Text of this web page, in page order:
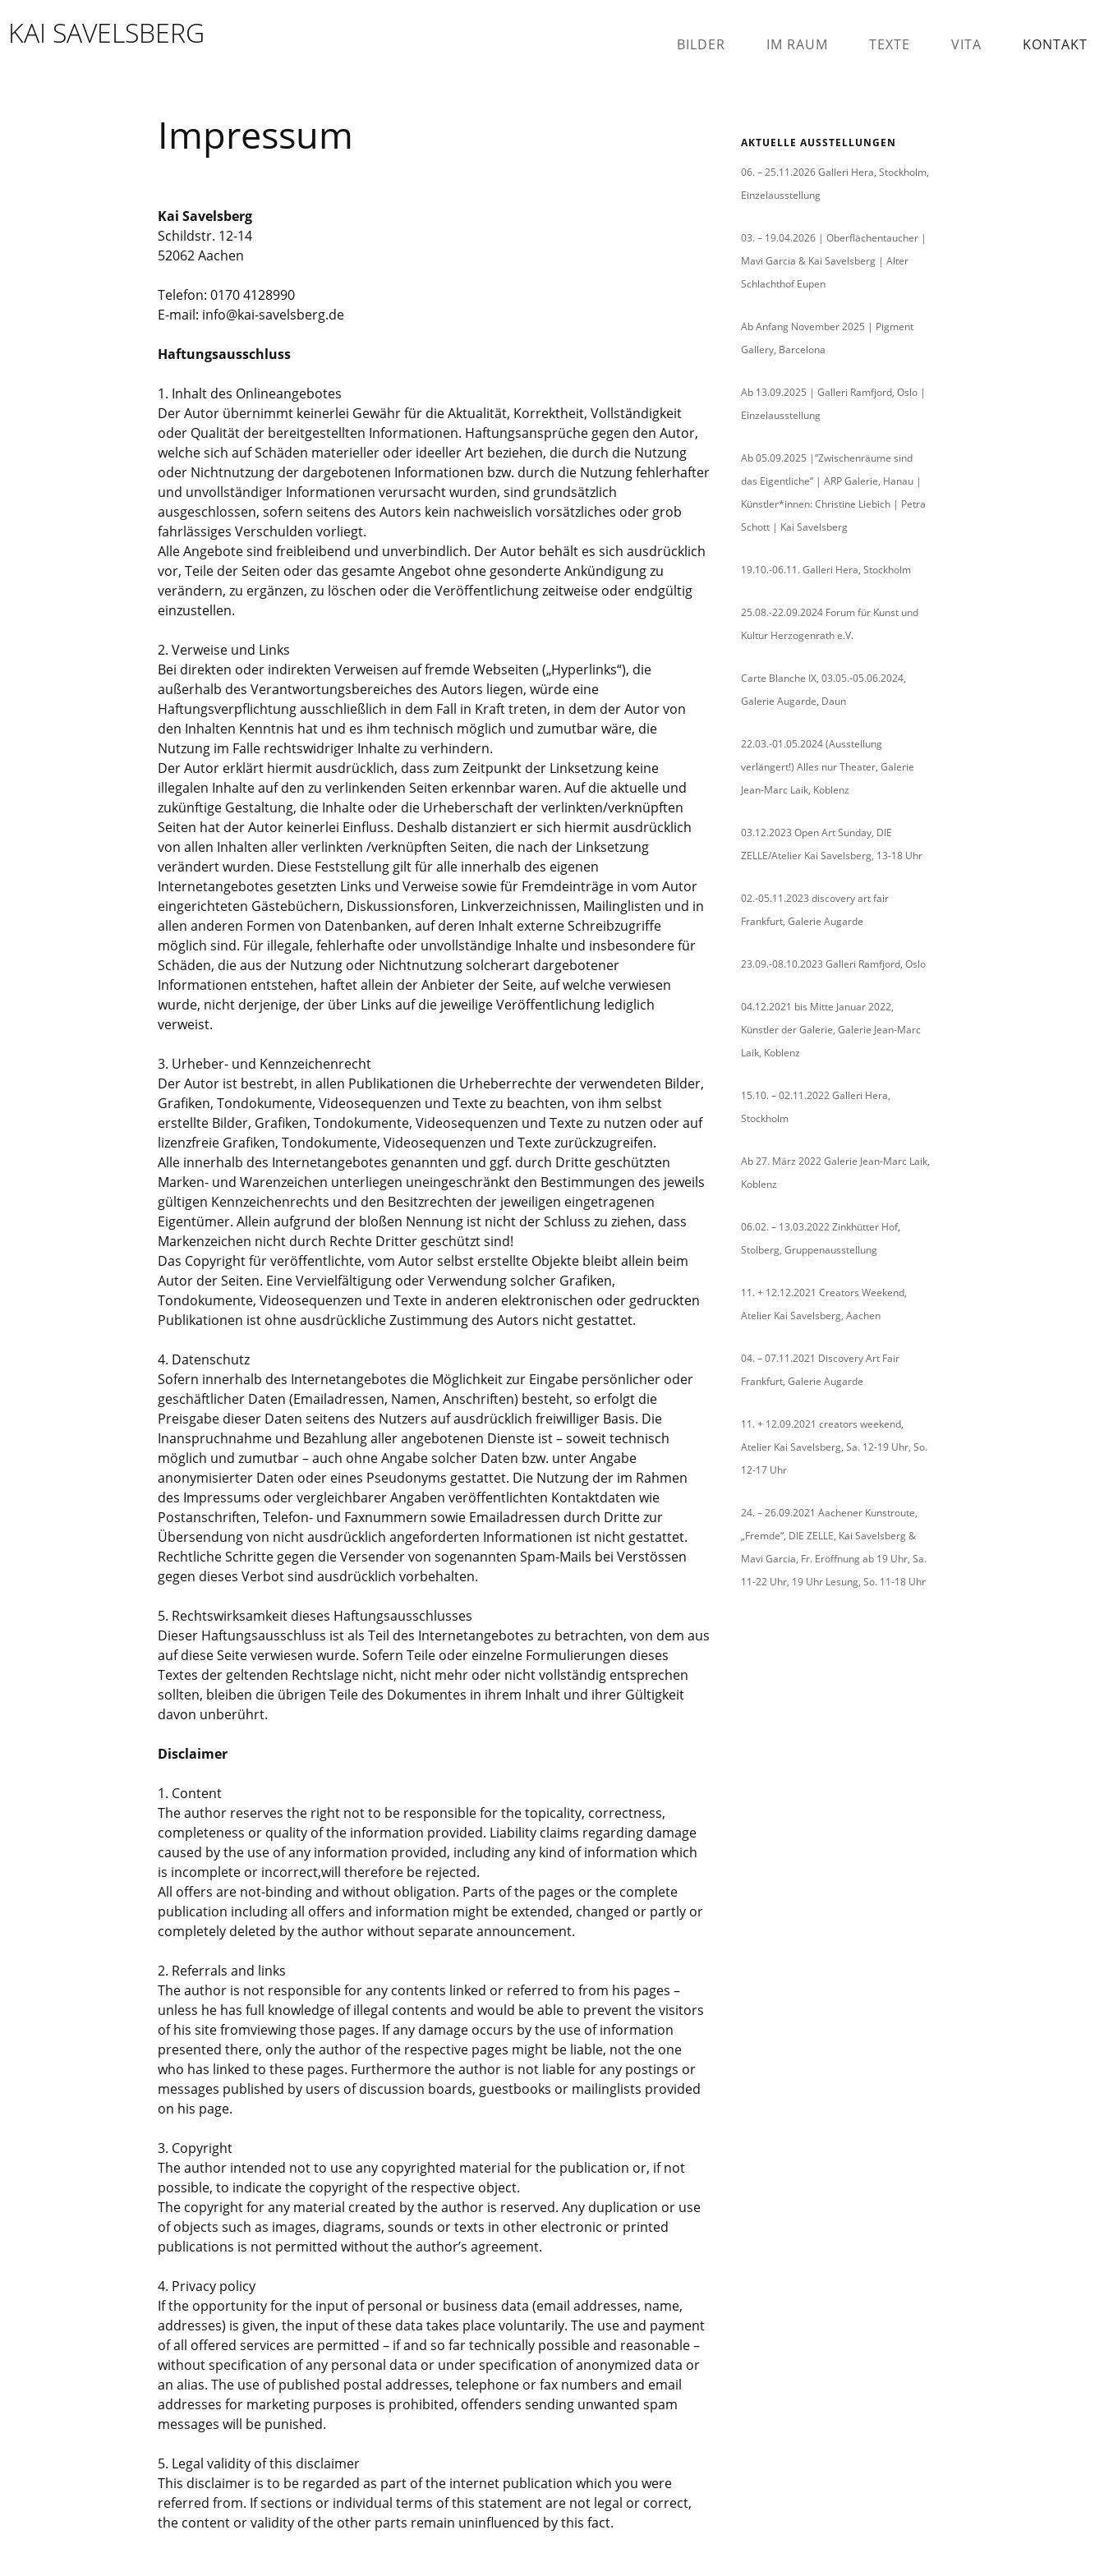
to
content
KAI SAVELSBERG BILDER IM RAUM TEXTE VITA KONTAKT
Impressum
Kai Savelsberg
Schildstr. 12-14
52062 Aachen
Telefon: 0170 4128990
E-mail: info@kai-savelsberg.de
Haftungsausschluss
1. Inhalt des Onlineangebotes
Der Autor übernimmt keinerlei Gewähr für die Aktualität, Korrektheit, Vollständigkeit
oder Qualität der bereitgestellten Informationen. Haftungsansprüche gegen den Autor,
welche sich auf Schäden materieller oder ideeller Art beziehen, die durch die Nutzung
oder Nichtnutzung der dargebotenen Informationen bzw. durch die Nutzung fehlerhafter
und unvollständiger Informationen verursacht wurden, sind grundsätzlich
ausgeschlossen, sofern seitens des Autors kein nachweislich vorsätzliches oder grob
fahrlässiges Verschulden vorliegt.
Alle Angebote sind freibleibend und unverbindlich. Der Autor behält es sich ausdrücklich
vor, Teile der Seiten oder das gesamte Angebot ohne gesonderte Ankündigung zu
verändern, zu ergänzen, zu löschen oder die Veröffentlichung zeitweise oder endgültig
einzustellen.
2. Verweise und Links
Bei direkten oder indirekten Verweisen auf fremde Webseiten („Hyperlinks“), die
außerhalb des Verantwortungsbereiches des Autors liegen, würde eine
Haftungsverpflichtung ausschließlich in dem Fall in Kraft treten, in dem der Autor von
den Inhalten Kenntnis hat und es ihm technisch möglich und zumutbar wäre, die
Nutzung im Falle rechtswidriger Inhalte zu verhindern.
Der Autor erklärt hiermit ausdrücklich, dass zum Zeitpunkt der Linksetzung keine
illegalen Inhalte auf den zu verlinkenden Seiten erkennbar waren. Auf die aktuelle und
zukünftige Gestaltung, die Inhalte oder die Urheberschaft der verlinkten/verknüpften
Seiten hat der Autor keinerlei Einfluss. Deshalb distanziert er sich hiermit ausdrücklich
von allen Inhalten aller verlinkten /verknüpften Seiten, die nach der Linksetzung
verändert wurden. Diese Feststellung gilt für alle innerhalb des eigenen
Internetangebotes gesetzten Links und Verweise sowie für Fremdeinträge in vom Autor
eingerichteten Gästebüchern, Diskussionsforen, Linkverzeichnissen, Mailinglisten und in
allen anderen Formen von Datenbanken, auf deren Inhalt externe Schreibzugriffe
möglich sind. Für illegale, fehlerhafte oder unvollständige Inhalte und insbesondere für
Schäden, die aus der Nutzung oder Nichtnutzung solcherart dargebotener
Informationen entstehen, haftet allein der Anbieter der Seite, auf welche verwiesen
wurde, nicht derjenige, der über Links auf die jeweilige Veröffentlichung lediglich
verweist.
3. Urheber- und Kennzeichenrecht
Der Autor ist bestrebt, in allen Publikationen die Urheberrechte der verwendeten Bilder,
Grafiken, Tondokumente, Videosequenzen und Texte zu beachten, von ihm selbst
erstellte Bilder, Grafiken, Tondokumente, Videosequenzen und Texte zu nutzen oder auf
lizenzfreie Grafiken, Tondokumente, Videosequenzen und Texte zurückzugreifen.
Alle innerhalb des Internetangebotes genannten und ggf. durch Dritte geschützten
Marken- und Warenzeichen unterliegen uneingeschränkt den Bestimmungen des jeweils
gültigen Kennzeichenrechts und den Besitzrechten der jeweiligen eingetragenen
Eigentümer. Allein aufgrund der bloßen Nennung ist nicht der Schluss zu ziehen, dass
Markenzeichen nicht durch Rechte Dritter geschützt sind!
Das Copyright für veröffentlichte, vom Autor selbst erstellte Objekte bleibt allein beim
Autor der Seiten. Eine Vervielfältigung oder Verwendung solcher Grafiken,
Tondokumente, Videosequenzen und Texte in anderen elektronischen oder gedruckten
Publikationen ist ohne ausdrückliche Zustimmung des Autors nicht gestattet.
4. Datenschutz
Sofern innerhalb des Internetangebotes die Möglichkeit zur Eingabe persönlicher oder
geschäftlicher Daten (Emailadressen, Namen, Anschriften) besteht, so erfolgt die
Preisgabe dieser Daten seitens des Nutzers auf ausdrücklich freiwilliger Basis. Die
Inanspruchnahme und Bezahlung aller angebotenen Dienste ist – soweit technisch
möglich und zumutbar – auch ohne Angabe solcher Daten bzw. unter Angabe
anonymisierter Daten oder eines Pseudonyms gestattet. Die Nutzung der im Rahmen
des Impressums oder vergleichbarer Angaben veröffentlichten Kontaktdaten wie
Postanschriften, Telefon- und Faxnummern sowie Emailadressen durch Dritte zur
Übersendung von nicht ausdrücklich angeforderten Informationen ist nicht gestattet.
Rechtliche Schritte gegen die Versender von sogenannten Spam-Mails bei Verstössen
gegen dieses Verbot sind ausdrücklich vorbehalten.
5. Rechtswirksamkeit dieses Haftungsausschlusses
Dieser Haftungsausschluss ist als Teil des Internetangebotes zu betrachten, von dem aus
auf diese Seite verwiesen wurde. Sofern Teile oder einzelne Formulierungen dieses
Textes der geltenden Rechtslage nicht, nicht mehr oder nicht vollständig entsprechen
sollten, bleiben die übrigen Teile des Dokumentes in ihrem Inhalt und ihrer Gültigkeit
davon unberührt.
Disclaimer
1. Content
The author reserves the right not to be responsible for the topicality, correctness,
completeness or quality of the information provided. Liability claims regarding damage
caused by the use of any information provided, including any kind of information which
is incomplete or incorrect,will therefore be rejected.
All offers are not-binding and without obligation. Parts of the pages or the complete
publication including all offers and information might be extended, changed or partly or
completely deleted by the author without separate announcement.
2. Referrals and links
The author is not responsible for any contents linked or referred to from his pages –
unless he has full knowledge of illegal contents and would be able to prevent the visitors
of his site fromviewing those pages. If any damage occurs by the use of information
presented there, only the author of the respective pages might be liable, not the one
who has linked to these pages. Furthermore the author is not liable for any postings or
messages published by users of discussion boards, guestbooks or mailinglists provided
on his page.
3. Copyright
The author intended not to use any copyrighted material for the publication or, if not
possible, to indicate the copyright of the respective object.
The copyright for any material created by the author is reserved. Any duplication or use
of objects such as images, diagrams, sounds or texts in other electronic or printed
publications is not permitted without the author’s agreement.
4. Privacy policy
If the opportunity for the input of personal or business data (email addresses, name,
addresses) is given, the input of these data takes place voluntarily. The use and payment
of all offered services are permitted – if and so far technically possible and reasonable –
without specification of any personal data or under specification of anonymized data or
an alias. The use of published postal addresses, telephone or fax numbers and email
addresses for marketing purposes is prohibited, offenders sending unwanted spam
messages will be punished.
5. Legal validity of this disclaimer
This disclaimer is to be regarded as part of the internet publication which you were
referred from. If sections or individual terms of this statement are not legal or correct,
the content or validity of the other parts remain uninfluenced by this fact.
AKTUELLE AUSSTELLUNGEN
06. – 25.11.2026 Galleri Hera, Stockholm,
Einzelausstellung
03. – 19.04.2026 | Oberflächentaucher |
Mavi Garcia & Kai Savelsberg | Alter
Schlachthof Eupen
Ab Anfang November 2025 | Pigment
Gallery, Barcelona
Ab 13.09.2025 | Galleri Ramfjord, Oslo |
Einzelausstellung
Ab 05.09.2025 |“Zwischenräume sind
das Eigentliche“ | ARP Galerie, Hanau |
Künstler*innen: Christine Liebich | Petra
Schott | Kai Savelsberg
19.10.-06.11. Galleri Hera, Stockholm
25.08.-22.09.2024 Forum für Kunst und
Kultur Herzogenrath e.V.
Carte Blanche IX, 03.05.-05.06.2024,
Galerie Augarde, Daun
22.03.-01.05.2024 (Ausstellung
verlängert!) Alles nur Theater, Galerie
Jean-Marc Laik, Koblenz
03.12.2023 Open Art Sunday, DIE
ZELLE/Atelier Kai Savelsberg, 13-18 Uhr
02.-05.11.2023 discovery art fair
Frankfurt, Galerie Augarde
23.09.-08.10.2023 Galleri Ramfjord, Oslo
04.12.2021 bis Mitte Januar 2022,
Künstler der Galerie, Galerie Jean-Marc
Laik, Koblenz
15.10. – 02.11.2022 Galleri Hera,
Stockholm
Ab 27. März 2022 Galerie Jean-Marc Laik,
Koblenz
06.02. – 13.03.2022 Zinkhütter Hof,
Stolberg, Gruppenausstellung
11. + 12.12.2021 Creators Weekend,
Atelier Kai Savelsberg, Aachen
04. – 07.11.2021 Discovery Art Fair
Frankfurt, Galerie Augarde
11. + 12.09.2021 creators weekend,
Atelier Kai Savelsberg, Sa. 12-19 Uhr, So.
12-17 Uhr
24. – 26.09.2021 Aachener Kunstroute,
„Fremde“, DIE ZELLE, Kai Savelsberg &
Mavi Garcia, Fr. Eröffnung ab 19 Uhr, Sa.
11-22 Uhr, 19 Uhr Lesung, So. 11-18 Uhr